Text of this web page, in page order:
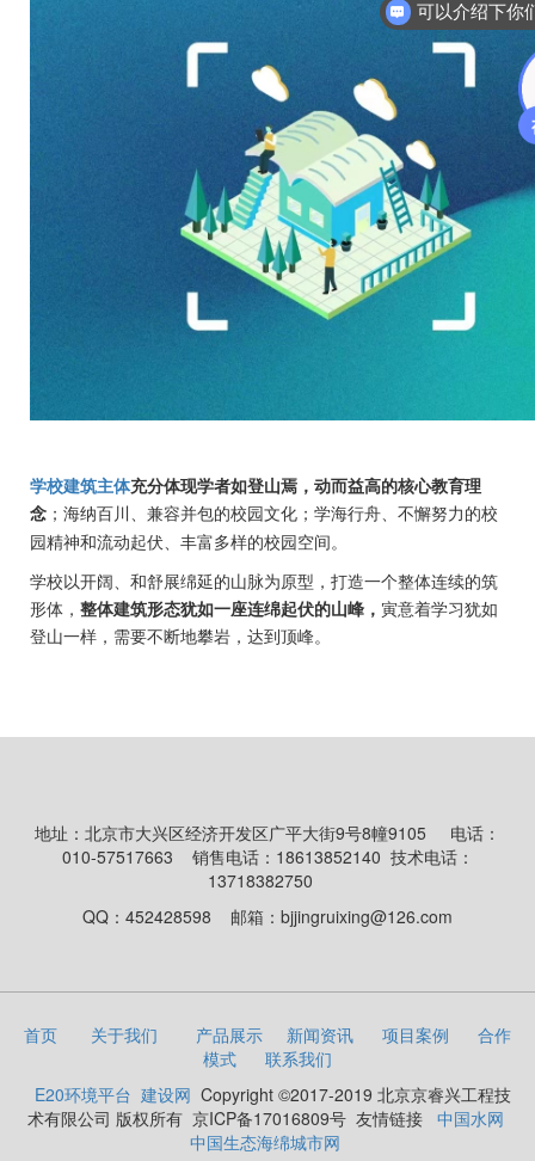
学校建筑主体充分体现学者如登山焉，动而益高的核心教育理
念 ；海纳百川、兼容并包的校园文化；学海行舟、不懈努力的校
园精神和流动起伏、丰富多样的校园空间。
学校以开阔、和舒展绵延的山脉为原型，打造一个整体连续的筑
形体， 整体建筑形态犹如一座连绵起伏的山峰， 寅意着学习犹如
登山一样，需要不断地攀岩，达到顶峰。
地址：北京市大兴区经济开发区广平大街9号8幢9105
电话：
010-57517663
销售电话：18613852140 技术电话：
13718382750
QQ：452428598 邮箱：bjjingruixing@126.com
首页 关于我们 产品展示 新闻资讯 项目案例
合作
模式
联系我们
E20环境平台 建设网 Copyright ©2017-2019 北京京睿兴工程技
术有限公司 版权所有 京ICP备17016809号 友情链接 中国水网
中国生态海绵城市网